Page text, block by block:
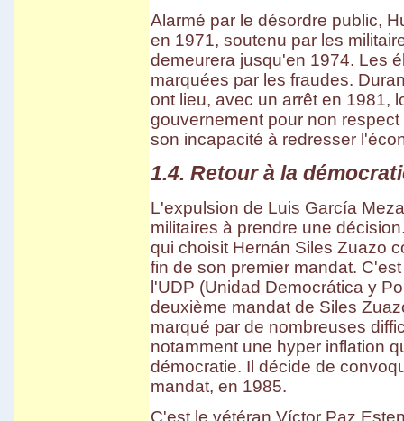
Alarmé par le désordre public,
en 1971, soutenu par les
demeurera jusqu'en 1974. Les
marquées par les fraudes.
ont lieu, avec un arrêt en 1981,
gouvernement pour non
son incapacité à redresser
1.4. Retour à la
L'expulsion de Luis García
militaires à prendre une
qui choisit Hernán Siles Zuazo
fin de son premier mandat.
l'UDP (Unidad Democrática y
deuxième mandat de Siles
marqué par de nombreuses
notamment une hyper inflation
démocratie. Il décide de
mandat, en 1985.
C'est le vétéran Víctor Paz